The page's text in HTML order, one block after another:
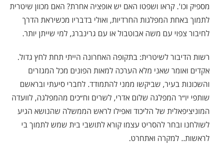
מספיק וכו'. קראו ושפטו האם יש אופציה אחרת? האם מכוון שיטרית
לתמוך באחת המפלגות החרדיות, ואולי בדבריו מכשיראת הדרך
לחיבור צפוי עם משה אבוטבול או עם גרינברג, למי שייתן יותר.
רשות הדיבור לשיטרית: בתקופה האחרונה הייתי תחת לחץ גדול.
אקדים ואומר שאני מלא הערכה למאות הפונים מכל המגזרים
והשכונות בעיר, שביקשו ממני להתמודד. לחברי סיעתי ובראשם
שותפי יו״ר המפלגה שלום אדרי, לשרים וח״כים מהמפלגה, לוועדה
המוניציפאלית של הליכוד ואפילו לראש הממשלה שהנושא הגיע
לשולחנו ובחר להסריט עצמו קורא לתושבי בית שמש לתמוך בי
לראשות.. למקרה ואתחרט.